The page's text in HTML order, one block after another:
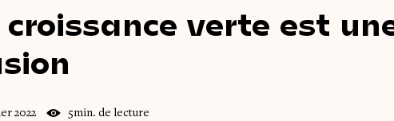
croissance verte est
2022 5min. de lecture